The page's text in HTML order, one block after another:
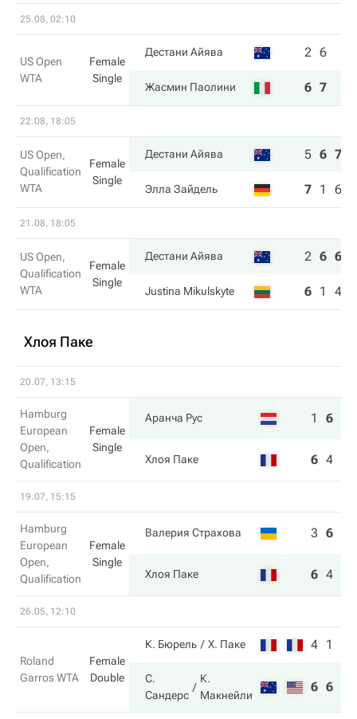
25.08, 02:10
US Open
WTA
Female
Single
Дестани Айява 2 6
Жасмин Паолини 6 7
22.08, 18:05
US Open,
Qualification
WTA
Female
Single
Дестани Айява 5 6 7
Элла Зайдель 7 1 6
21.08, 18:05
US Open,
Qualification
WTA
Female
Single
Дестани Айява 2 6 6
Justina Mikulskyte 6 1 4
Хлоя Паке
20.07, 13:15
Hamburg
European
Open,
Qualification
Female
Single
Аранча Рус 1 6
Хлоя Паке 6 4
19.07, 15:15
Hamburg
European
Open,
Qualification
Female
Single
Валерия Страхова 3 6
Хлоя Паке 6 4
26.05, 12:10
Roland
Garros WTA
Female
Double
К. Бюрель Х. Паке 4 1
С.
Сандерс
К.
Макнейли
6 6